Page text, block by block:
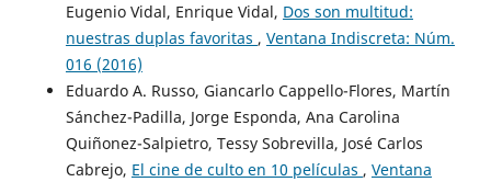
Eugenio Vidal, Enrique Vidal, Dos son multitud:
nuestras duplas favoritas , Ventana Indiscreta: Núm.
016 (2016)
Eduardo A. Russo, Giancarlo Cappello-Flores, Martín
Sánchez-Padilla, Jorge Esponda, Ana Carolina
Quiñonez-Salpietro, Tessy Sobrevilla, José Carlos
Cabrejo, El cine de culto en 10 películas , Ventana